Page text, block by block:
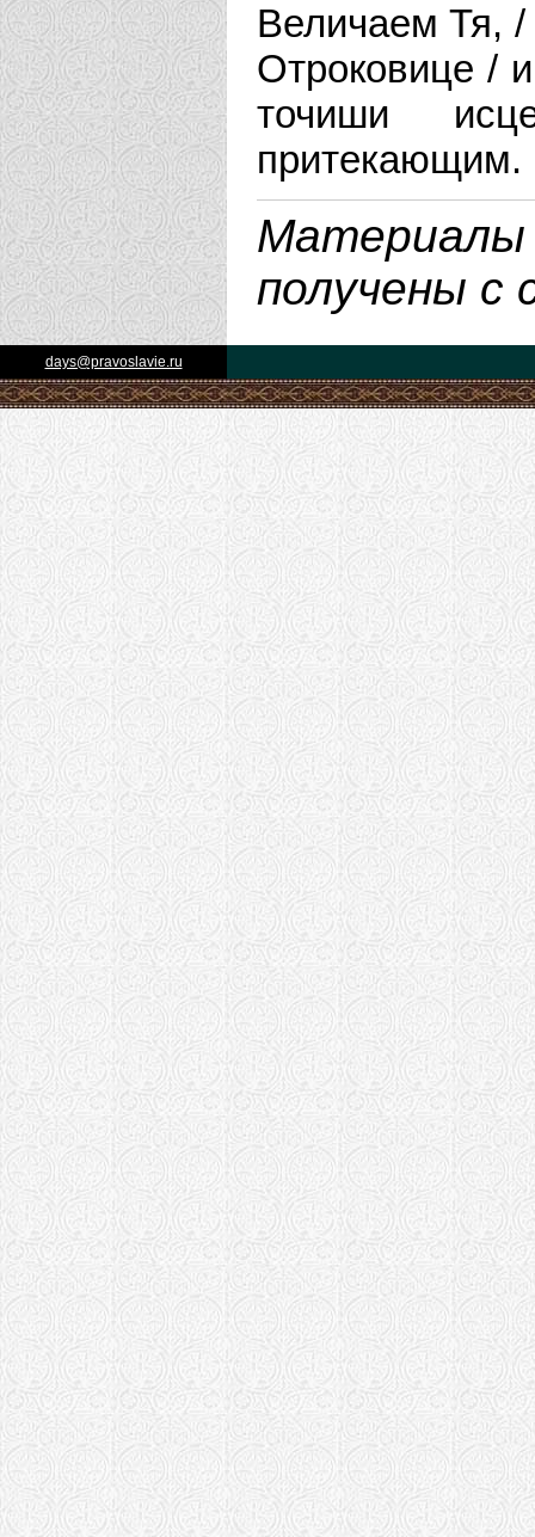
Величаем Тя, /
Отроковице /
точиши
притекающим.
Материалы
получены с
days@pravoslavie.ru